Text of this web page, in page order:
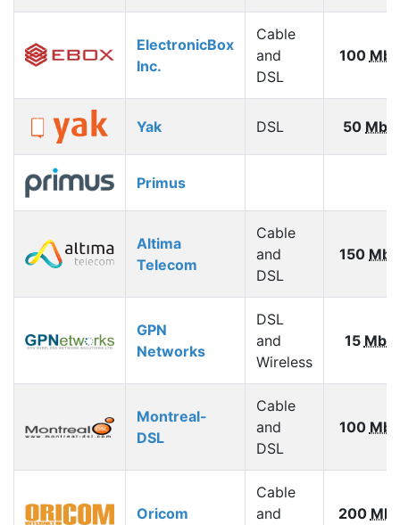
ElectronicBox
Inc.
Cable
and
DSL
100
Yak DSL 50
Primus
Altima
Telecom
Cable
and
DSL
150
GPN
Networks
DSL
and
Wireless
15
Montreal-
DSL
Cable
and
DSL
100
Oricom
Cable
and
200